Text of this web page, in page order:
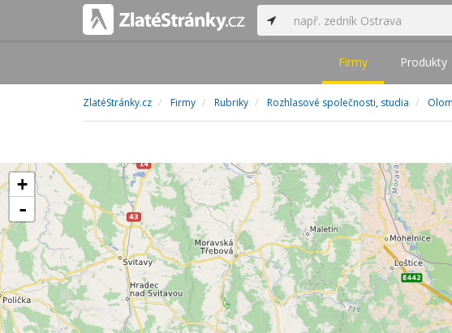
Firmy Produkty
ZlatéStránky.cz Firmy Rubriky Rozhlasové společnosti, studia
+
-